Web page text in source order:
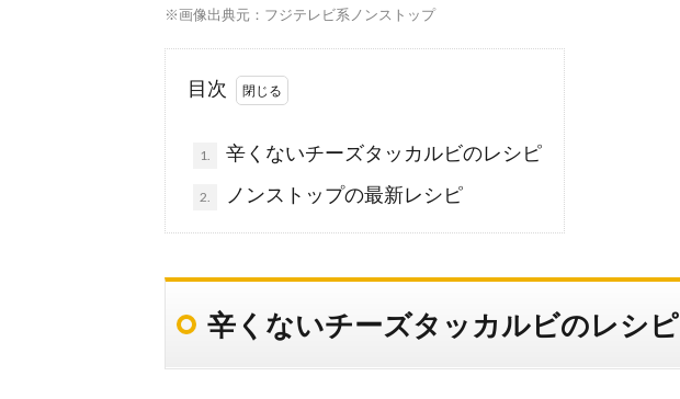
※画像出典元：フジテレビ系ノンストップ
目次
1. 辛くないチーズタッカルビのレシピ
2. ノンストップの最新レシピ
辛くないチーズタッカルビのレシピ